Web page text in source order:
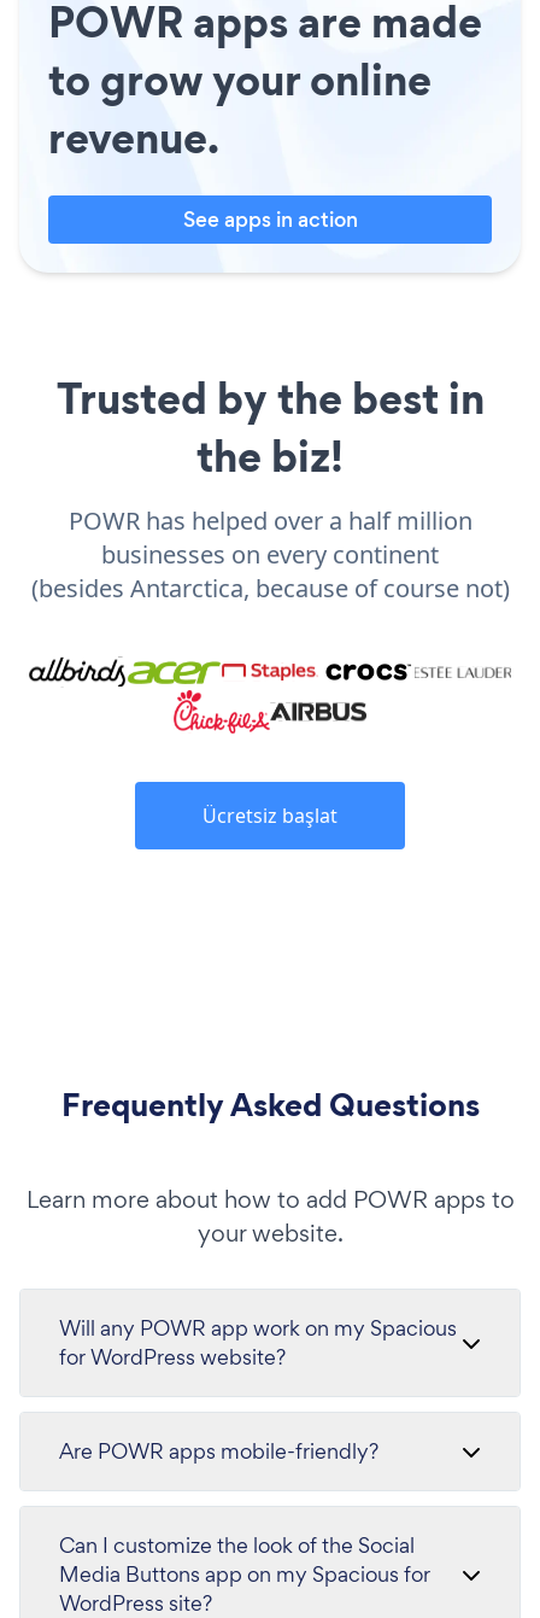
POWR apps are made
to grow your online
revenue.
See apps in action
Trusted by the best in
the biz!
POWR has helped over a half million
businesses on every continent
(besides Antarctica, because of course not)
Ücretsiz başlat
Frequently Asked Questions
Learn more about how to add POWR apps to
your website.
Will any POWR app work on my Spacious
for WordPress website?
Are POWR apps mobile-friendly?
Can I customize the look of the Social
Media Buttons app on my Spacious for
WordPress site?